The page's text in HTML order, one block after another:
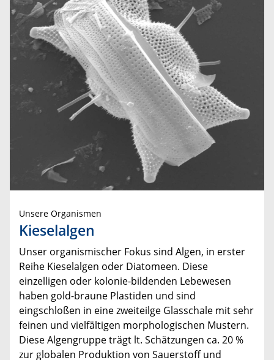
Unsere Organismen
Kieselalgen
Unser organismischer Fokus sind Algen, in erster
Reihe Kieselalgen oder Diatomeen. Diese
einzelligen oder kolonie-bildenden Lebewesen
haben gold-braune Plastiden und sind
eingschloßen in eine zweiteilge Glasschale mit sehr
feinen und vielfältigen morphologischen Mustern.
Diese Algengruppe trägt lt. Schätzungen ca. 20 %
zur globalen Produktion von Sauerstoff und